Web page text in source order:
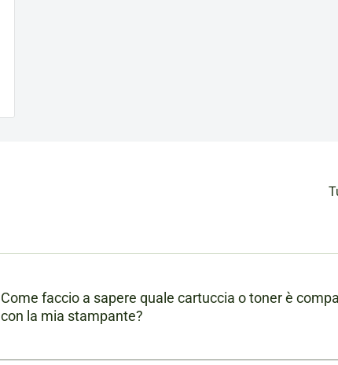
Come faccio a sapere quale cartuccia o toner è
con la mia stampante?
Nella scheda di ogni prodotto consumabile trovi l'elenco